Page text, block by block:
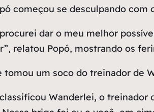
começou se desculpando
dar o meu melhor
relatou Popó, mostrando os
um soco do treinador de
Wanderlei, o